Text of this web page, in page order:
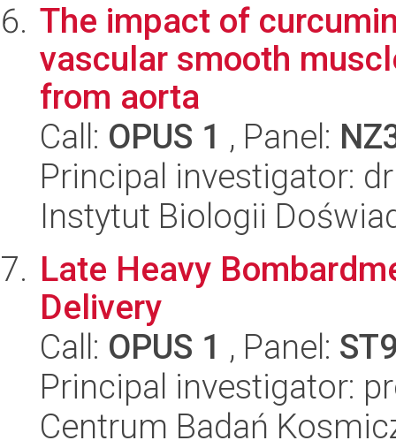
The impact of
vascular smooth
from aorta
Call: OPUS 1 , Panel:
Principal investigator:
Instytut Biologii
Late Heavy
Delivery
Call: OPUS 1 , Panel:
Principal investigator:
Centrum Badań